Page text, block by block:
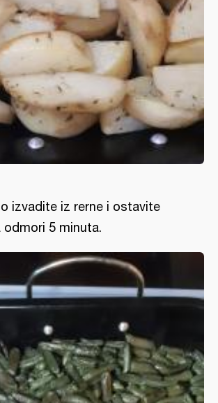
izvadite iz rerne i ostavite
odmori 5 minuta.